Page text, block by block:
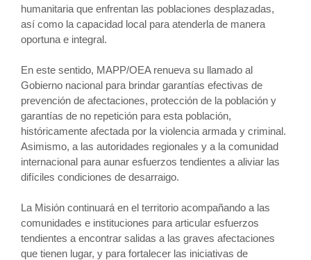
humanitaria que enfrentan las poblaciones desplazadas,
así como la capacidad local para atenderla de manera
oportuna e integral.
En este sentido, MAPP/OEA renueva su llamado al
Gobierno nacional para brindar garantías efectivas de
prevención de afectaciones, protección de la población y
garantías de no repetición para esta población,
históricamente afectada por la violencia armada y criminal.
Asimismo, a las autoridades regionales y a la comunidad
internacional para aunar esfuerzos tendientes a aliviar las
difíciles condiciones de desarraigo.
La Misión continuará en el territorio acompañando a las
comunidades e instituciones para articular esfuerzos
tendientes a encontrar salidas a las graves afectaciones
que tienen lugar, y para fortalecer las iniciativas de